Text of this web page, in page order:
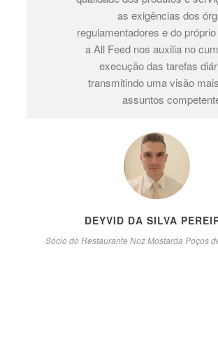
CLAUDETE COLOMBO
Proprietária do Supermercado Via
Feed Consultoria.